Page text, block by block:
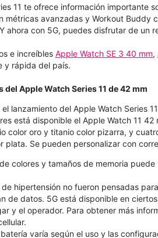
11 te ofrece información importante
métricas avanzadas y Workout
Y ahora con 5G, puedes disfrutar de un
e increíbles Apple Watch SE 3 40 mm,
y rápida del país.
Apple Watch Series 11 de 42 mm
el lanzamiento del Apple Watch Series
está disponible el Apple Watch 11
color oro y titanio color pizarra, y
plata. Se pueden personalizar con
colores y tamaños de memoria
hipertensión no fueron pensadas
de datos. 5G está disponible en
y el operador. Para obtener más
varía según el uso y las